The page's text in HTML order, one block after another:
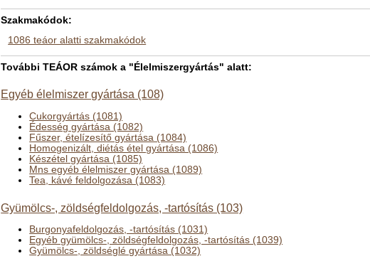
Szakmakódok:
1086 teáor alatti szakmakódok
További TEÁOR számok a "Élelmiszergyártás" alatt:
Egyéb élelmiszer gyártása (108)
Cukorgyártás (1081)
Édesség gyártása (1082)
Fűszer, ételízesítő gyártása (1084)
Homogenizált, diétás étel gyártása (1086)
Készétel gyártása (1085)
Mns egyéb élelmiszer gyártása (1089)
Tea, kávé feldolgozása (1083)
Gyümölcs-, zöldségfeldolgozás, -tartósítás (103)
Burgonyafeldolgozás, -tartósítás (1031)
Egyéb gyümölcs-, zöldségfeldolgozás, -tartósítás (1039)
Gyümölcs-, zöldséglé gyártása (1032)